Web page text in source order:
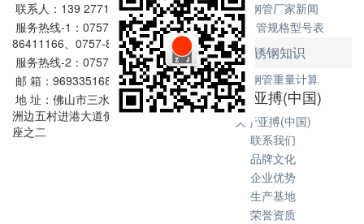
联系人：139 2771 6167
服务热线-1：0757-
86411166、0757-86411128
服务热线-2：0757-86602198
邮 箱：969335168@qq.com
地 址：佛山市三水区西南街道
洲边五村进港大道侧和坑1号2
座之二
不锈钢管厂家新闻
不锈钢管规格型号表
不锈钢知识
不锈钢管重量计算
关于亚搏(中国)
关于亚搏(中国)
联系我们
品牌文化
企业优势
生产基地
荣誉资质